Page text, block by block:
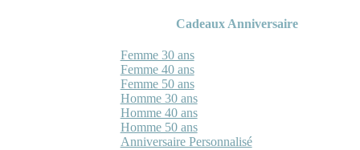
Cadeaux Anniversaire
Femme 30 ans
Femme 40 ans
Femme 50 ans
Homme 30 ans
Homme 40 ans
Homme 50 ans
Anniversaire Personnalisé